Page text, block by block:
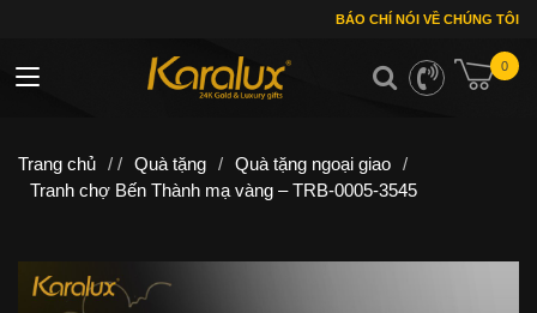
BÁO CHÍ NÓI VỀ CHÚNG TÔI
0
Toggle navigation
Trang chủ / / Quà tặng / Quà tặng ngoại giao /
Tranh chợ Bến Thành mạ vàng – TRB-0005-3545